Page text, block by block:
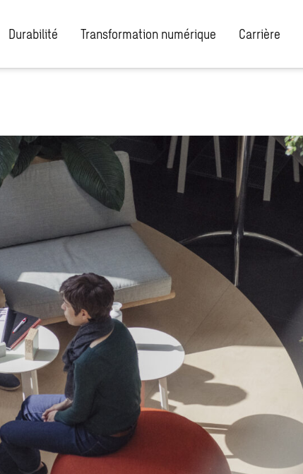
Durabilité Transformation numérique Carrière